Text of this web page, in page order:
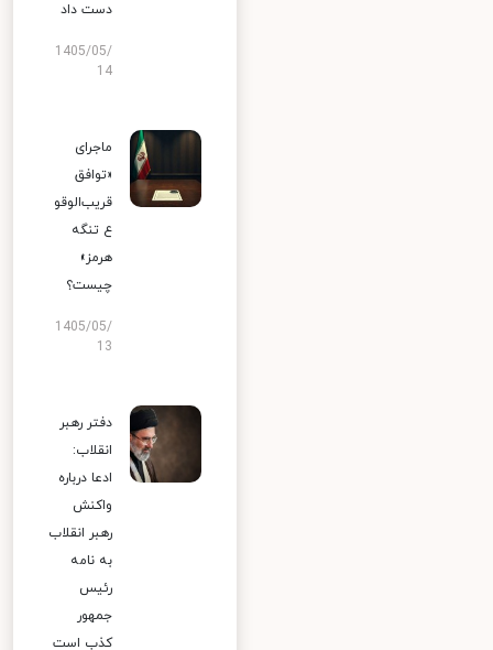
دست داد
1405/05/
14
ماجرای
«توافق
قریب‌الوقو
ع تنگه
هرمز»
چیست؟
1405/05/
13
دفتر رهبر
انقلاب:
ادعا درباره
واکنش
رهبر انقلاب
به نامه
رئیس
جمهور
کذب است